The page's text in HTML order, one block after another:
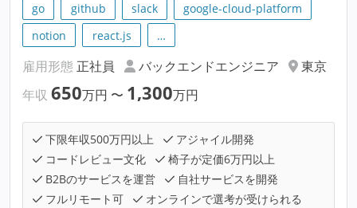
go github slack
google-cloud-platform
notion
react.js …
雇用形態 正社員 バックエンドエンジニア
東京
年収 650万円 〜 1,300万円
下限年収500万円以上
アジャイル開発
コードレビュー文化
椅子が定価6万円以上
B2Bのサービスを運営
自社サービスを開発
フルリモート可
オンラインで選考が受けられる